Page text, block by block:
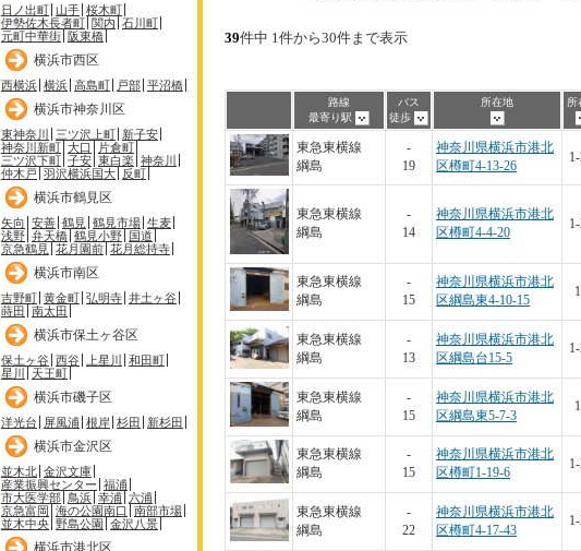
日ノ出町 山手 桜木町
伊勢佐木長者町 関内 石川町
元町中華街 阪東橋
横浜市西区
西横浜 横浜 高島町 戸部 平沼橋
横浜市神奈川区
東神奈川 三ツ沢上町 新子安
神奈川新町 大口
片倉町
三ツ沢下町 子安 東白楽 神奈川
仲木戸 羽沢横浜国大 反町
横浜市鶴見区
矢向 安善 鶴見 鶴見市場 生麦
浅野 弁天橋 鶴見小野
国道
京急鶴見
花月園前 花月総持寺
横浜市南区
吉野町 黄金町 弘明寺 井土ヶ谷
蒔田 南太田
横浜市保土ヶ谷区
保土ヶ谷 西谷 上星川
和田町
星川
天王町
横浜市磯子区
洋光台 屏風浦 根岸 杉田 新杉田
横浜市金沢区
並木北 金沢文庫
産業振興センター 福浦
市大医学部 鳥浜 幸浦 六浦
京急富岡 海の公園南口
南部市場
並木中央 野島公園 金沢八景
横浜市港北区
39件中 1件から30件まで表示
路線
最寄り駅
バス
徒歩
所在地 所
東急東横線
綱島
-
19
神奈川県横浜市港北
区樽町4-13-26
東急東横線
綱島
-
14
神奈川県横浜市港北
区樽町4-4-20
東急東横線
綱島
-
15
神奈川県横浜市港北
区綱島東4-10-15
東急東横線
綱島
-
13
神奈川県横浜市港北
区綱島台15-5
東急東横線
綱島
-
15
神奈川県横浜市港北
区綱島東5-7-3
東急東横線
綱島
-
15
神奈川県横浜市港北
区樽町1-19-6
東急東横線
綱島
-
22
神奈川県横浜市港北
区樽町4-17-43